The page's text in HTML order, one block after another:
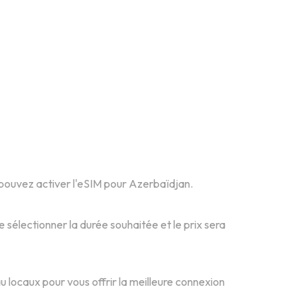
activer l'eSIM pour Azerbaïdjan.
sélectionner la durée souhaitée et le prix sera
locaux pour vous offrir la meilleure connexion